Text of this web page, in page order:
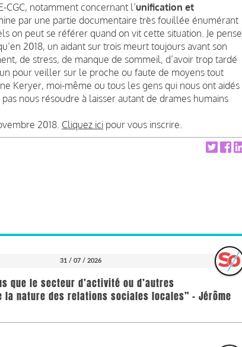
CGC, notamment concernant l’unification et
par une partie documentaire très fouillée énumérant
on peut se référer quand on vit cette situation. Je pense
2018, un aidant sur trois meurt toujours avant son
de stress, de manque de sommeil, d’avoir trop tardé
pour veiller sur le proche ou faute de moyens tout
Keryer, moi-même ou tous les gens qui nous ont aidés
nous résoudre à laisser autant de drames humains
2018. Cliquez ici pour vous inscrire.
31 / 07 / 2026
que le secteur d’activité ou d’autres
nature des relations sociales locales” - Jérôme